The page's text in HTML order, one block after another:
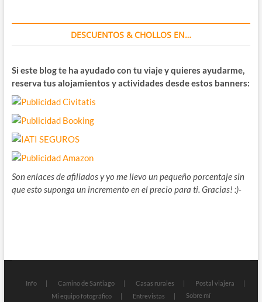
DESCUENTOS & CHOLLOS EN…
Si este blog te ha ayudado con tu viaje y quieres ayudarme,
reserva tus alojamientos y actividades desde estos banners:
Son enlaces de afiliados y yo me llevo un pequeño porcentaje sin
que esto suponga un incremento en el precio para ti. Gracias! :)-
Info Camino de Santiago Casas rurales
Postal viajera
Mi equipo fotográfico
Entrevistas Sobre mí